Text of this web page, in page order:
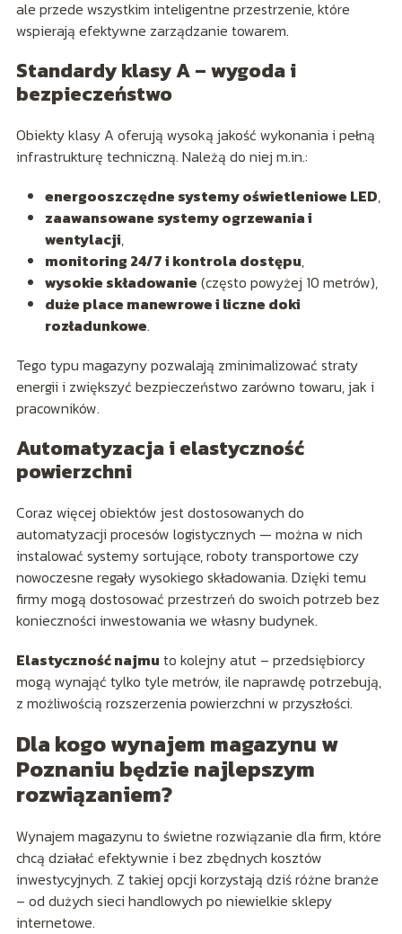
ale przede wszystkim inteligentne przestrzenie, które
wspierają efektywne zarządzanie towarem.
Standardy klasy A – wygoda i
bezpieczeństwo
Obiekty klasy A oferują wysoką jakość wykonania i pełną
infrastrukturę techniczną. Należą do niej m.in.:
energooszczędne systemy oświetleniowe LED,
zaawansowane systemy ogrzewania i
wentylacji,
monitoring 24/7 i kontrola dostępu,
wysokie składowanie (często powyżej 10 metrów),
duże place manewrowe i liczne doki
rozładunkowe.
Tego typu magazyny pozwalają zminimalizować straty
energii i zwiększyć bezpieczeństwo zarówno towaru, jak i
pracowników.
Automatyzacja i elastyczność
powierzchni
Coraz więcej obiektów jest dostosowanych do
automatyzacji procesów logistycznych — można w nich
instalować systemy sortujące, roboty transportowe czy
nowoczesne regały wysokiego składowania. Dzięki temu
firmy mogą dostosować przestrzeń do swoich potrzeb bez
konieczności inwestowania we własny budynek.
Elastyczność najmu to kolejny atut – przedsiębiorcy
mogą wynająć tylko tyle metrów, ile naprawdę potrzebują,
z możliwością rozszerzenia powierzchni w przyszłości.
Dla kogo wynajem magazynu w
Poznaniu będzie najlepszym
rozwiązaniem?
Wynajem magazynu to świetne rozwiązanie dla firm, które
chcą działać efektywnie i bez zbędnych kosztów
inwestycyjnych. Z takiej opcji korzystają dziś różne branże
– od dużych sieci handlowych po niewielkie sklepy
internetowe.